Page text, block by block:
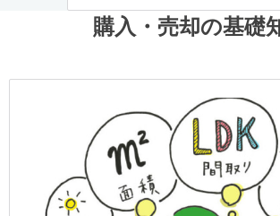
購入・売却の基礎